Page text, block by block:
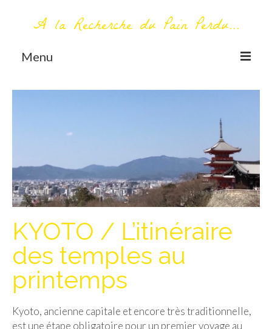
A la Recherche du Pain Perdu...
Menu
TOUT COMMENCE ICI
AUTOUR DU MONDE
AFRIQUE
AMERIQUE DU SUD
Bolivie
Isla del Sol
Lac Titicaca
KYOTO / L’itinéraire
des temples au
printemps
Kyoto, ancienne capitale et encore très traditionnelle,
est une étape obligatoire pour un premier voyage au